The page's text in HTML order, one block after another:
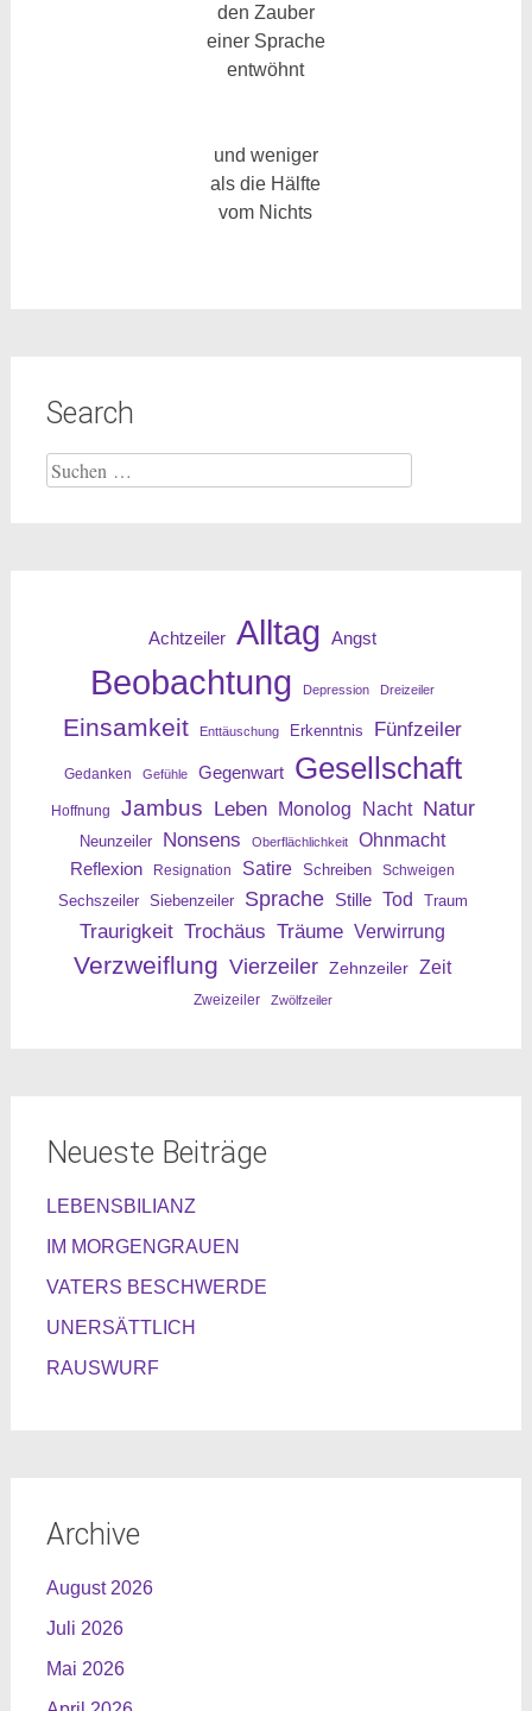
den Zauber
einer Sprache
entwöhnt
und weniger
als die Hälfte
vom Nichts
Search
Suche
nach:
Achtzeiler Alltag Angst
Beobachtung Depression Dreizeiler
Einsamkeit Enttäuschung Erkenntnis Fünfzeiler
Gedanken Gefühle Gegenwart Gesellschaft
Hoffnung Jambus Leben Monolog Nacht Natur
Neunzeiler Nonsens Oberflächlichkeit
Ohnmacht
Reflexion
Resignation Satire Schreiben Schweigen
Sechszeiler Siebenzeiler Sprache Stille Tod Traum
Traurigkeit Trochäus Träume Verwirrung
Verzweiflung Vierzeiler Zehnzeiler Zeit
Zweizeiler Zwölfzeiler
Neueste Beiträge
LEBENSBILIANZ
IM MORGENGRAUEN
VATERS BESCHWERDE
UNERSÄTTLICH
RAUSWURF
Archive
August 2026
Juli 2026
Mai 2026